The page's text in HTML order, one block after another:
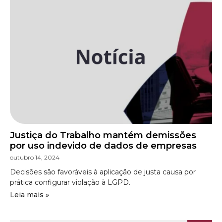
Justiça do Trabalho mantém demissões
por uso indevido de dados de empresas
outubro 14, 2024
Decisões são favoráveis à aplicação de justa causa por
prática configurar violação à LGPD.
Leia mais »